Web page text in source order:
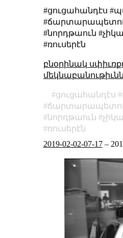
#ցուցահանդէս
#նորդթաուն
#ռուսերէն
բնօրինակ
ցուցահանդէս
նորդթաուն
ռուսերէն
2019-02-02-07-17–